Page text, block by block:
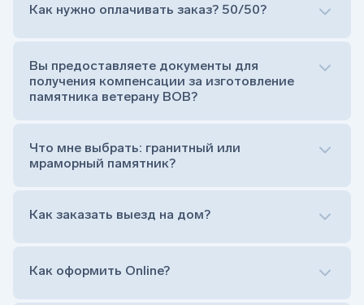
Сам комплект памятника:
Тумба (постамент, на который при помощи
штыря устанавливается стела)
Цветник (обрамление могилки, бывает, что
Обработка и сверловка комплекта
Расположение символа веры (крестик или
на символ веры или вовсе портрет не рисовать)
прописной)
Как нужно оплачивать заказ? 50/50?
Вы предоставляете документы для
получения компенсации за изготовление
памятника ветерану ВОВ?
Что мне выбрать: гранитный или
мраморный памятник?
Как заказать выезд на дом?
Как оформить Online?